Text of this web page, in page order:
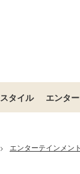
スタイル エンタ
> エンターテインメント